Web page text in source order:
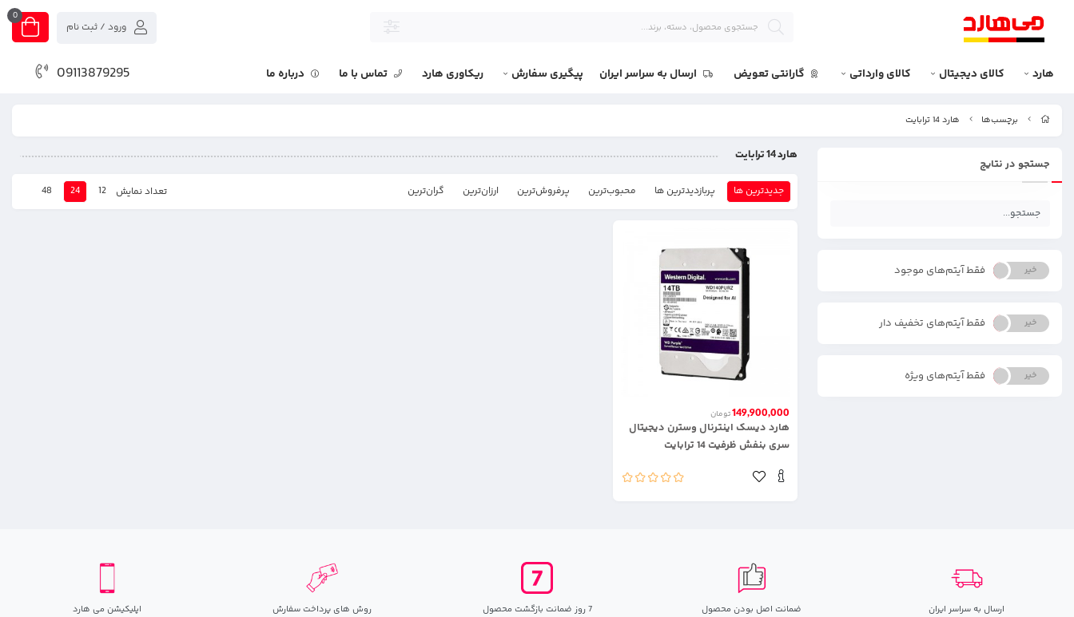
0
ورود / ثبت نام
هارد کالای دیجیتال کالای وارداتی گارانتی تعویض ارسال به سراسر ایران پیگیری سفارش ریکاوری هارد تماس با ما درباره ما 09113879295
برچسب‌ها هارد 14 ترابایت
جستجو در نتایج
بله خیر فقط آیتم‌های موجود
بله خیر فقط آیتم‌های تخفیف دار
بله خیر فقط آیتم‌های ویژه
هارد 14 ترابایت
جدیدترین ها پربازدیدترین ها محبوب‌‌ترین پرفروش‌ترین ارزان‌ترین گران‌ترین تعداد نمایش 12
24
48
149,900,000تومان
هارد دیسک اینترنال وسترن دیجیتال
سری بنفش ظرفیت 14 ترابایت
ارسال به سراسر ایران ضمانت اصل بودن محصول 7 روز ضمانت بازگشت محصول روش های پرداخت سفارش اپلیکیشن می هارد